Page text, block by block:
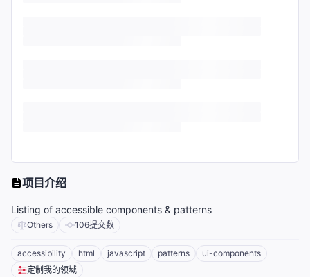
项目介绍
Listing of accessible components & patterns
Others 106提交数
accessibility html javascript patterns
ui-components
定制我的领域